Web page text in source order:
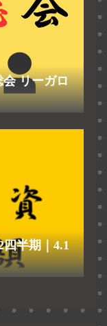
リーガロ
四半期｜4.1